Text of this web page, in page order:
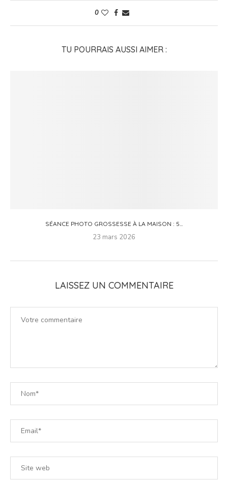
0
TU POURRAIS AUSSI AIMER :
SÉANCE PHOTO GROSSESSE À LA MAISON : 5...
23 mars 2026
LAISSEZ UN COMMENTAIRE